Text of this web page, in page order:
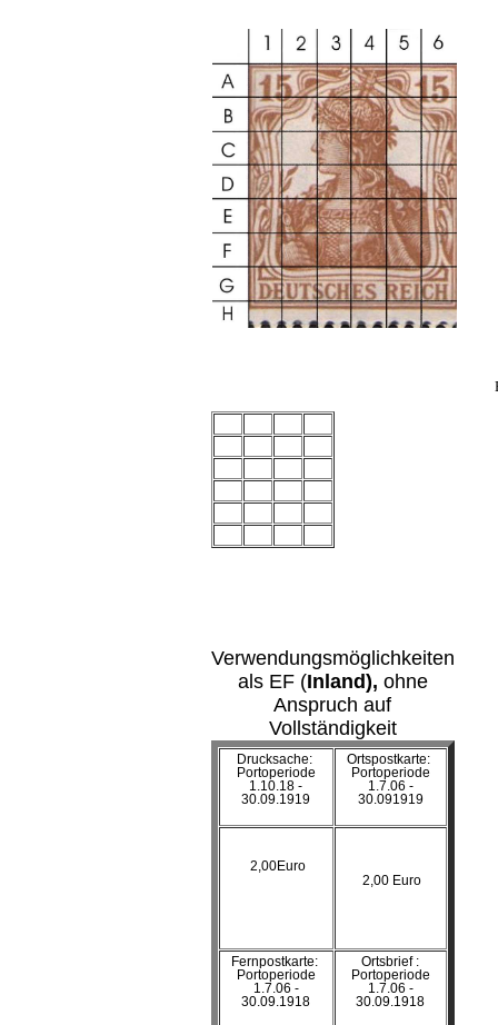
Verwendungsmöglichkeiten
als EF (Inland), ohne
Anspruch auf
Vollständigkeit
Drucksache:
Portoperiode
1.10.18 -
30.09.1919
Ortspostkarte:
Portoperiode
1.7.06 -
30.091919
2,00Euro
2,00 Euro
Fernpostkarte:
Portoperiode
1.7.06 -
30.09.1918
Ortsbrief :
Portoperiode
1.7.06 -
30.09.1918